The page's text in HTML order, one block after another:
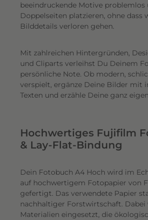
beeindruckende Motive problemlos
Doppelseiten platzieren, ohne dass
Bilddetails verloren gehen.
Mit zahlreichen Hintergründen,
und Cliparts verleihst Du Deinem
persönliche Note. Ob modern,
verspielt, ergänze Deine Bilder mit
Texten und erzähle Deine ganz
Hochwertiges Fujifilm
& Lay-Flat-Bindung
Dein Fotobuch A4 Hoch wird im
auf hochwertigem Fotopapier von
gefertigt. Das verwendete Papier
nachhaltiger Forstwirtschaft. Dabei
Materialien eingesetzt, die